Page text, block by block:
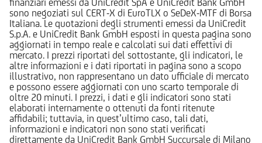
sono negoziati sul CERT-X di EuroTLX o SeDeX-MTF di Borsa
Italiana. Le quotazioni degli strumenti emessi da UniCredit
S.p.A. e UniCredit Bank GmbH esposti in questa pagina sono
aggiornati in tempo reale e calcolati sui dati effettivi di
mercato. I prezzi riportati del sottostante, gli indicatori, le
altre informazioni e i dati riportati in pagina sono a scopo
illustrativo, non rappresentano un dato ufficiale di mercato
e possono essere aggiornati con uno scarto temporale di
oltre 20 minuti. I prezzi, i dati e gli indicatori sono stati
elaborati internamente o ottenuti da fonti ritenute
affidabili; tuttavia, in quest’ultimo caso, tali dati,
informazioni e indicatori non sono stati verificati
direttamente da UniCredit Bank GmbH Succursale di Milano